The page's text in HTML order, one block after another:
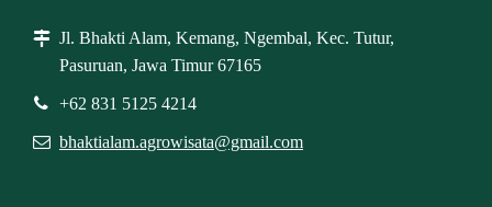
Jl. Bhakti Alam, Kemang, Ngembal, Kec. Tutur,
Pasuruan, Jawa Timur 67165
+62 831 5125 4214
bhaktialam.agrowisata@gmail.com